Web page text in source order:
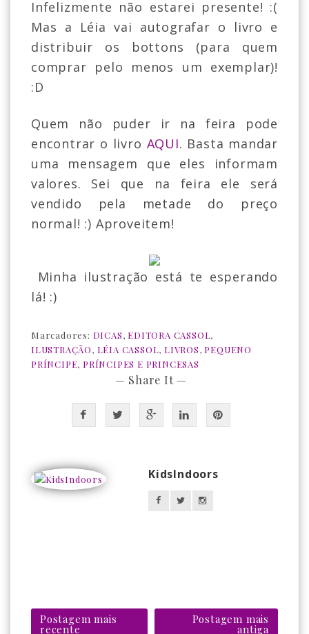
Infelizmente não estarei presente! :(
Mas a Léia vai autografar o livro e
distribuir os bottons (para quem
comprar pelo menos um exemplar)!
:D
Quem não puder ir na feira pode
encontrar o livro AQUI. Basta mandar
uma mensagem que eles informam
valores. Sei que na feira ele será
vendido pela metade do preço
normal! :) Aproveitem!
Minha ilustração está te esperando
lá! :)
Marcadores: DICAS, EDITORA CASSOL,
ILUSTRAÇÃO, LÉIA CASSOL, LIVROS, PEQUENO
PRÍNCIPE, PRÍNCIPES E PRINCESAS
— Share It —
KidsIndoors
Postagem mais
recente
Postagem mais
antiga